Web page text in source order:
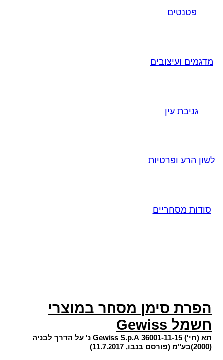
פטנטים
מדגמים ועיצובים
גניבת עין
לשון הרע ופרטיות
סודות מסחריים
הפרת סימן מסחר במוצרי
חשמל Gewiss
תא (חי') 36001-11-15 Gewiss S.p.A נ' על הדרך לבניה
(2000)בע"מ (פורסם בנבו, 11.7.2017)